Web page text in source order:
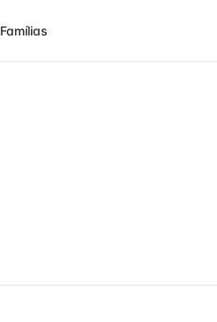
Famílias